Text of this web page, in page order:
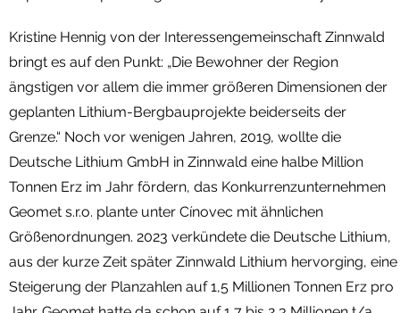
Kristine Hennig von der Interessengemeinschaft Zinnwald
bringt es auf den Punkt: „Die Bewohner der Region
ängstigen vor allem die immer größeren Dimensionen der
geplanten Lithium-Bergbauprojekte beiderseits der
Grenze.“ Noch vor wenigen Jahren, 2019, wollte die
Deutsche Lithium GmbH in Zinnwald eine halbe Million
Tonnen Erz im Jahr fördern, das Konkurrenzunternehmen
Geomet s.r.o. plante unter Cínovec mit ähnlichen
Größenordnungen. 2023 verkündete die Deutsche Lithium,
aus der kurze Zeit später Zinnwald Lithium hervorging, eine
Steigerung der Planzahlen auf 1,5 Millionen Tonnen Erz pro